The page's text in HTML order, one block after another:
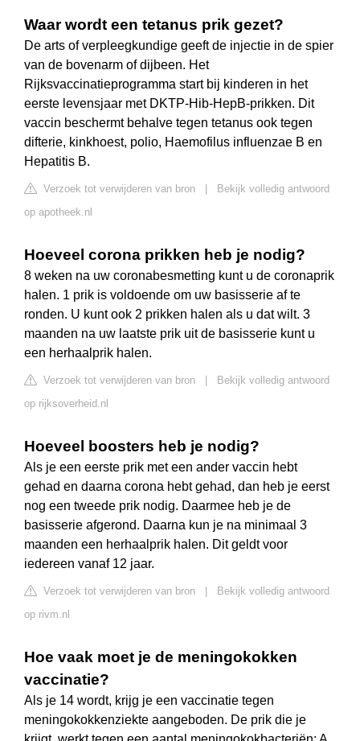
Waar wordt een tetanus prik gezet?
De arts of verpleegkundige geeft de injectie in de spier
van de bovenarm of dijbeen. Het
Rijksvaccinatieprogramma start bij kinderen in het
eerste levensjaar met DKTP-Hib-HepB-prikken. Dit
vaccin beschermt behalve tegen tetanus ook tegen
difterie, kinkhoest, polio, Haemofilus influenzae B en
Hepatitis B.
Verzoek tot verwijderen van bron
Bekijk volledig antwoord
op apotheek.nl
Hoeveel corona prikken heb je nodig?
8 weken na uw coronabesmetting kunt u de coronaprik
halen. 1 prik is voldoende om uw basisserie af te
ronden. U kunt ook 2 prikken halen als u dat wilt. 3
maanden na uw laatste prik uit de basisserie kunt u
een herhaalprik halen.
Verzoek tot verwijderen van bron
Bekijk volledig antwoord
op rijksoverheid.nl
Hoeveel boosters heb je nodig?
Als je een eerste prik met een ander vaccin hebt
gehad en daarna corona hebt gehad, dan heb je eerst
nog een tweede prik nodig. Daarmee heb je de
basisserie afgerond. Daarna kun je na minimaal 3
maanden een herhaalprik halen. Dit geldt voor
iedereen vanaf 12 jaar.
Verzoek tot verwijderen van bron
Bekijk volledig antwoord
op rivm.nl
Hoe vaak moet je de meningokokken
vaccinatie?
Als je 14 wordt, krijg je een vaccinatie tegen
meningokokkenziekte aangeboden. De prik die je